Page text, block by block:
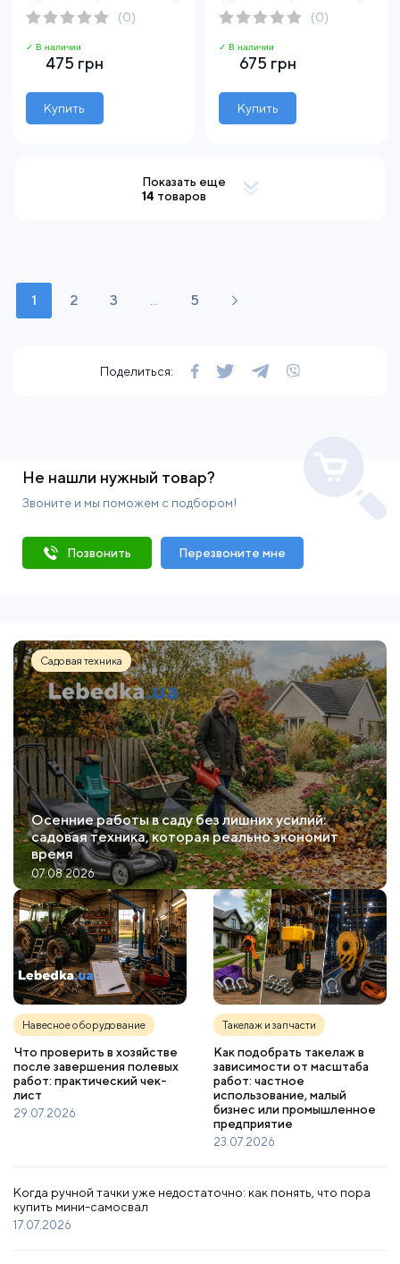
(0)
✓ В наличии
475 грн
Купить
(0)
✓ В наличии
675 грн
Купить
Показать еще
14 товаров
1 2 3 ... 5
Поделиться:
Не нашли нужный товар?
Звоните и мы поможем с подбором!
Позвонить Перезвоните мне
Садовая техника
Осенние работы в саду без лишних усилий:
садовая техника, которая реально экономит
время
07.08.2026
Навесное оборудование
Что проверить в хозяйстве
после завершения полевых
работ: практический чек-
лист
29.07.2026
Такелаж и запчасти
Как подобрать такелаж в
зависимости от масштаба
работ: частное
использование, малый
бизнес или промышленное
предприятие
23.07.2026
Когда ручной тачки уже недостаточно: как понять, что пора
купить мини-самосвал
17.07.2026